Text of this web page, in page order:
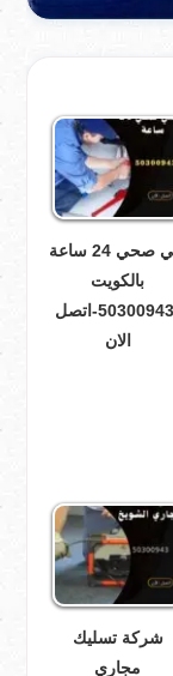
فني صحي 24 ساعة
بالكويت
-50300943-اتصل
الان
شركة تسليك
مجاري